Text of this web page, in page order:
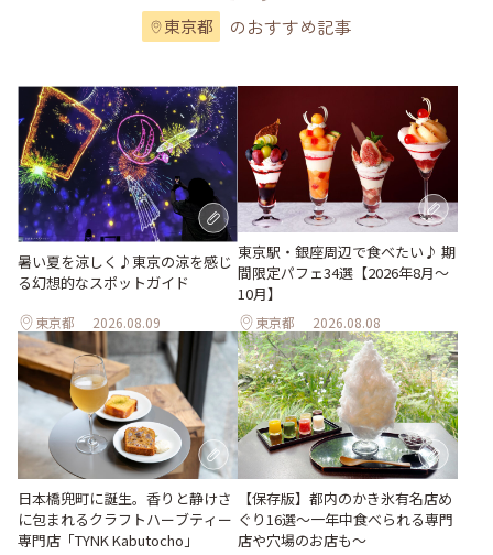
東京都 のおすすめ記事
暑い夏を涼しく♪東京の涼を感じ
る幻想的なスポットガイド
東京都 2026.08.09
東京駅・銀座周辺で食べたい♪ 期
間限定パフェ34選【2026年8月～
10月】
東京都 2026.08.08
日本橋兜町に誕生。香りと静けさ
に包まれるクラフトハーブティー
専門店「TYNK Kabutocho」
【保存版】都内のかき氷有名店め
ぐり16選～一年中食べられる専門
店や穴場のお店も～